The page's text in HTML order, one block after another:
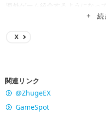
海外ゲーム紹介するようになって
+ 続
X
関連リンク
@ZhugeEX
GameSpot